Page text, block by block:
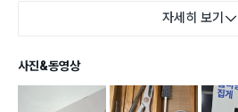
자세히 보기
사진&동영상